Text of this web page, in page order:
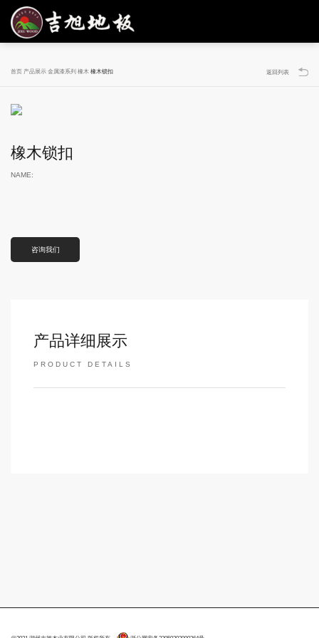
首页 产品展示 金属漆系列 橡木 橡木锁扣 返回列表
橡木锁扣
NAME:
咨询我们
产品详细展示
PRODUCT DETAILS